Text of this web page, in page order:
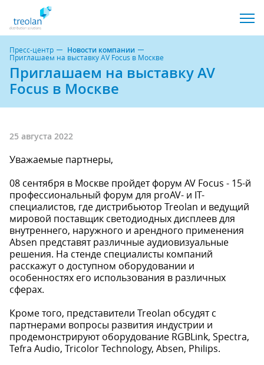
Пресс-центр Новости компании
Приглашаем на выставку AV Focus в Москве
Приглашаем на выставку AV
Focus в Москве
25 августа 2022
Уважаемые партнеры,
08 сентября в Москве пройдет форум AV Focus - 15-й
профессиональный форум для proAV- и IT-
специалистов, где дистрибьютор Treolan и ведущий
мировой поставщик светодиодных дисплеев для
внутреннего, наружного и арендного применения
Absen представят различные аудиовизуальные
решения. На стенде специалисты компаний
расскажут о доступном оборудовании и
особенностях его использования в различных
сферах.
Кроме того, представители Treolan обсудят с
партнерами вопросы развития индустрии и
продемонстрируют оборудование RGBLink, Spectra,
Tefra Audio, Tricolor Technology, Absen, Philips.